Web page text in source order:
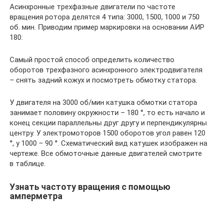
Асинхронные трехфазные двигатели по частоте
вращения ротора делятся 4 типа: 3000, 1500, 1000 и 750
об. мин. Приводим пример маркировки на основании АИР
180:
Самый простой способ определить количество
оборотов трехфазного асинхронного электродвигателя
– снять задний кожух и посмотреть обмотку статора.
У двигателя на 3000 об/мин катушка обмотки статора
занимает половину окружности – 180 °, то есть начало и
конец секции параллельны друг другу и перпендикулярны
центру. У электромоторов 1500 оборотов угол равен 120
°, у 1000 – 90 °. Схематический вид катушек изображен на
чертеже. Все обмоточные данные двигателей смотрите
в таблице.
Узнать частоту вращения с помощью
амперметра